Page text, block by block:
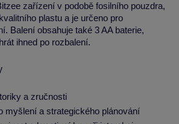
zařízení v podobě fosilního pouzdra,
plastu a je určeno pro
Balení obsahuje také 3 AA baterie,
ihned po rozbalení.
a zručnosti
myšlení a strategického plánování